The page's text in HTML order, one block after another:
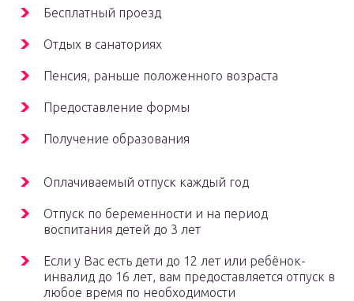
Бесплатный проезд
Отдых в санаториях
Пенсия, раньше положенного возраста
Предоставление формы
Получение образования
Оплачиваемый отпуск каждый год
Отпуск по беременности и на период
воспитания детей до 3 лет
Если у Вас есть дети до 12 лет или ребёнок-
инвалид до 16 лет, вам предоставляется отпуск в
любое время по необходимости